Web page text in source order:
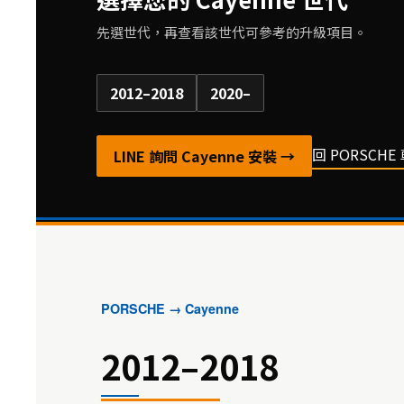
先選世代，再查看該世代可參考的升級項目。
2012–2018 2020–
LINE 詢問 Cayenne 安裝 → 回 PORSCHE
PORSCHE → Cayenne
2012–2018